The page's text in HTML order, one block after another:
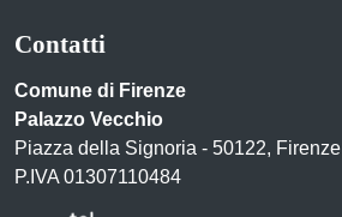
Contatti
Comune di Firenze
Palazzo Vecchio
Piazza della Signoria - 50122, Firenze
P.IVA 01307110484